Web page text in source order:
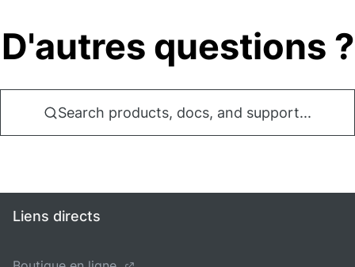
D'autres questions ?
Search products, docs, and support...
Liens directs